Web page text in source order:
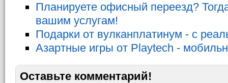
Планируете офисный переезд?
вашим услугам!
Подарки от вулканплатинум - с
Азартные игры от Playtech -
Оставьте комментарий!